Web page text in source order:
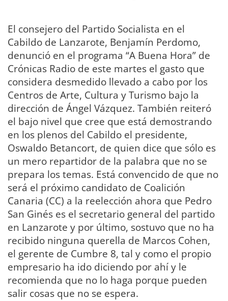
El consejero del Partido Socialista en el
Cabildo de Lanzarote, Benjamín Perdomo,
denunció en el programa “A Buena Hora” de
Crónicas Radio de este martes el gasto que
considera desmedido llevado a cabo por los
Centros de Arte, Cultura y Turismo bajo la
dirección de Ángel Vázquez. También reiteró
el bajo nivel que cree que está demostrando
en los plenos del Cabildo el presidente,
Oswaldo Betancort, de quien dice que sólo es
un mero repartidor de la palabra que no se
prepara los temas. Está convencido de que no
será el próximo candidato de Coalición
Canaria (CC) a la reelección ahora que Pedro
San Ginés es el secretario general del partido
en Lanzarote y por último, sostuvo que no ha
recibido ninguna querella de Marcos Cohen,
el gerente de Cumbre 8, tal y como el propio
empresario ha ido diciendo por ahí y le
recomienda que no lo haga porque pueden
salir cosas que no se espera.